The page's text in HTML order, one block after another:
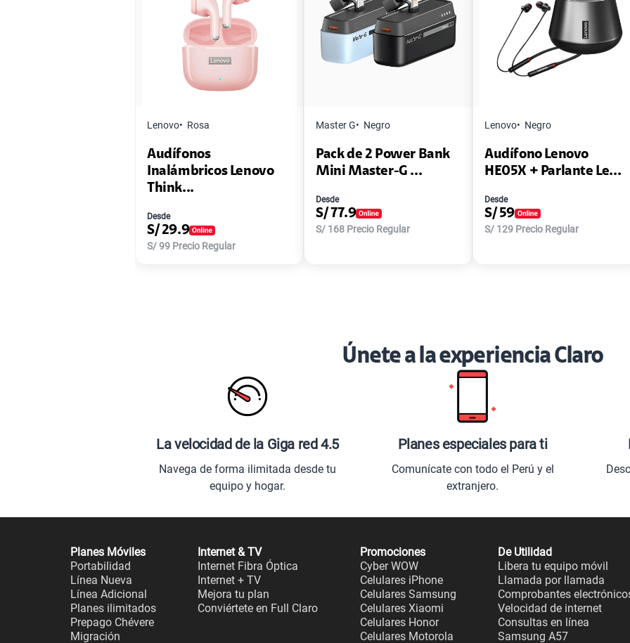
Lenovo Rosa
Audífonos
Inalámbricos Lenovo
Think...
Desde
S/ 29.9
S/99 Precio Regular
Master G Negro
Pack de 2 Power Bank
Mini Master-G ...
Desde
S/77.9
S/ 168 Precio Regular
Lenovo Negro
Audífono Lenovo
HE05X + Parlante Le...
Desde
S/ 59
S/ 129 Precio Regular
Únete a la experiencia Claro
La velocidad de la Giga red 4.5
Navega de forma ilimitada desde tu
equipo y hogar.
Planes especiales para ti
Comunícate con todo el Perú y el
extranjero.
Planes Móviles
Portabilidad
Línea Nueva
Línea Adicional
Planes ilimitados
Prepago Chévere
Migración
Internet & TV
Internet Fibra Óptica
Internet + TV
Mejora tu plan
Conviértete en Full Claro
Promociones
Cyber WOW
Celulares iPhone
Celulares Samsung
Celulares Xiaomi
Celulares Honor
Celulares Motorola
De Utilidad
Libera tu equipo móvil
Llamada por llamada
Comprobantes
Velocidad de internet
Consultas en línea
Samsung A57